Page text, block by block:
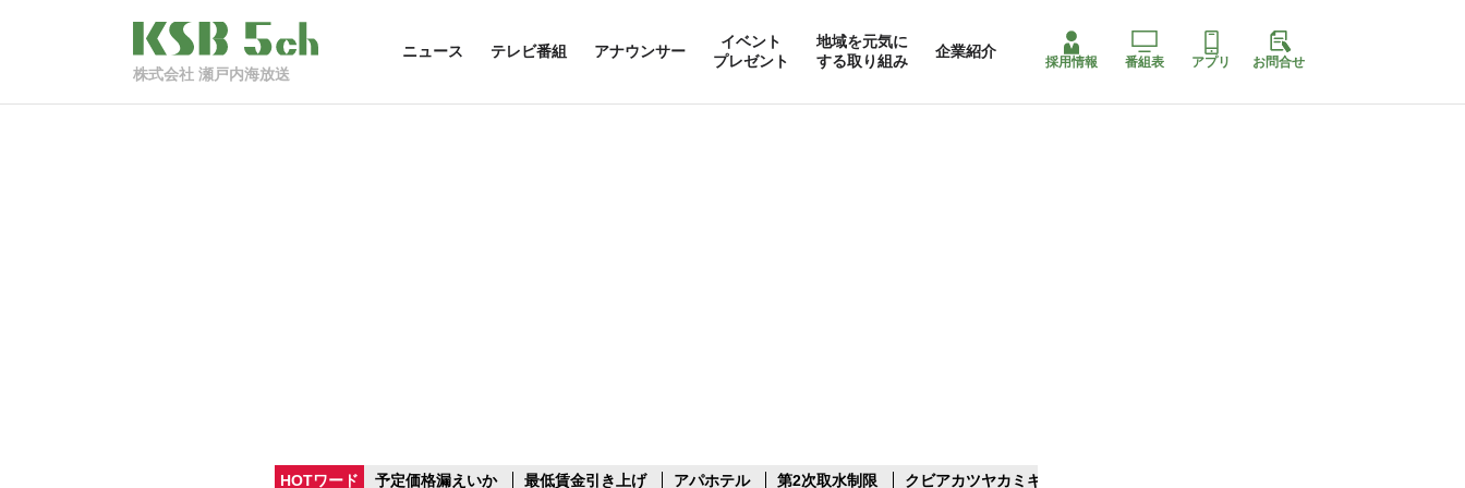
株式会社 瀬戸内海放送
ニュース テレビ番組 アナウンサー
イベント
プレゼント
地域を元気に
する取り組み
企業紹介
採用情報 番組表 アプリ お問合せ
HOTワード 予定価格漏えいか 最低賃金引き上げ アパホテル 第2次取水制限 クビアカツヤカミキリ